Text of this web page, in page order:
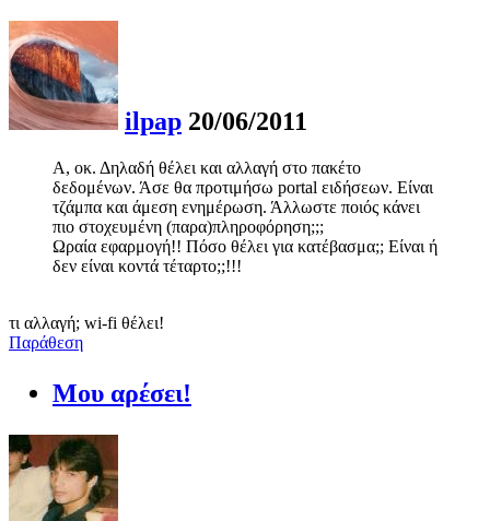
ilpap 20/06/2011
Α, οκ. Δηλαδή θέλει και αλλαγή στο πακέτο
δεδομένων. Άσε θα προτιμήσω portal ειδήσεων. Είναι
τζάμπα και άμεση ενημέρωση. Άλλωστε ποιός κάνει
πιο στοχευμένη (παρα)πληροφόρηση;;;
Ωραία εφαρμογή!! Πόσο θέλει για κατέβασμα;; Είναι ή
δεν είναι κοντά τέταρτο;;!!!
τι αλλαγή; wi-fi θέλει!
Παράθεση
Μου αρέσει!